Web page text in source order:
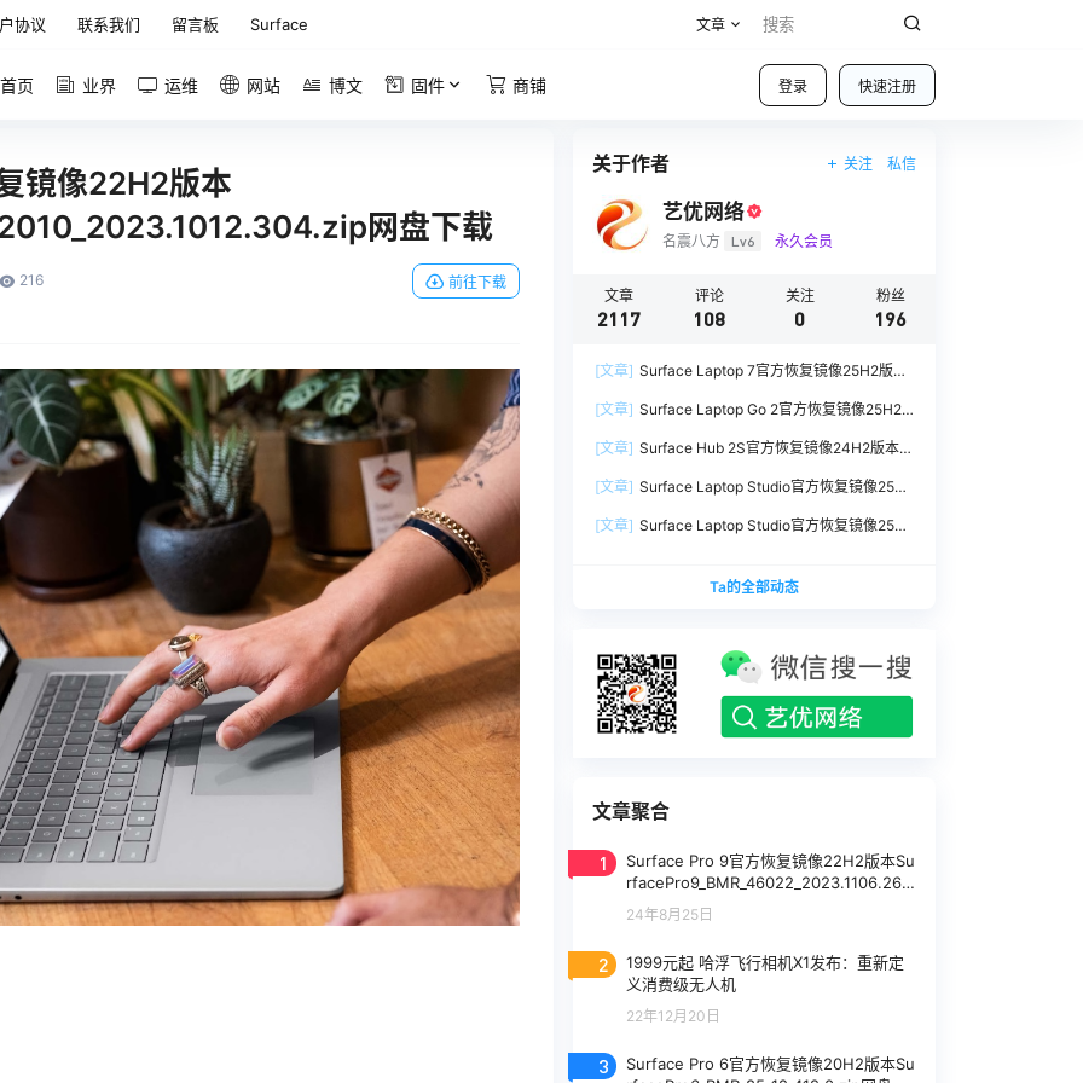
协议 联系我们 留言板 Surface 文章
登录 快速注册
首页 业界 运维 网站 博文 固件 商铺
镜像22H2版本
网盘下载
216 前往下载
关于作者 关注 私信
艺优网络
名震八方 Lv6 永久会员
文章
2117
评论
108
关注
0
粉丝
196
[文章] Surface Laptop 7官方恢复镜像25H2版本
254.zip网盘下载
[文章] Surface Laptop Go 2官方恢复镜像25H2
SurfaceLaptopGo2_BMR_42032_2026.507.118
98505.zip网盘下载
[文章] Surface Hub 2S官方恢复镜像24H2版本
7.zip网盘下载
[文章] Surface Laptop Studio官方恢复镜像25H2
SurfaceLaptopStudio_BMR_42032_2026.402.1
[文章] Surface Laptop Studio官方恢复镜像25H2
SurfaceLaptopStudio_BMR_12010_2026.402.11
740375.zip网盘下载
Ta的全部动态
文章聚合
1
Surface Pro 9官方恢复镜像22H2版本Su
rfacePro9_BMR_46022_2023.1106.264.
zip网盘下载
24年8月25日
2
1999元起 哈浮飞行相机X1发布：重新定
义消费级无人机
22年12月20日
3
Surface Pro 6官方恢复镜像20H2版本Su